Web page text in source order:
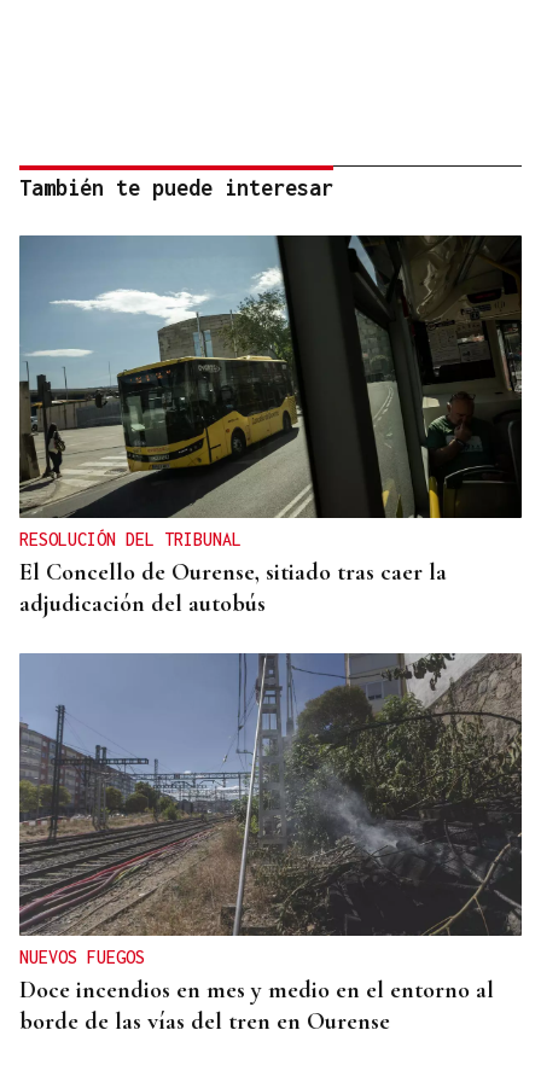
También te puede interesar
RESOLUCIÓN DEL TRIBUNAL
El Concello de Ourense, sitiado tras caer la
adjudicación del autobús
NUEVOS FUEGOS
Doce incendios en mes y medio en el entorno al
borde de las vías del tren en Ourense